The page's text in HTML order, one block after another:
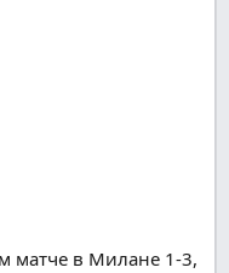
матче в Милане 1-3,